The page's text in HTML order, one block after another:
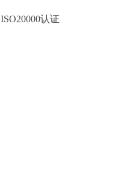
ISO20000认证